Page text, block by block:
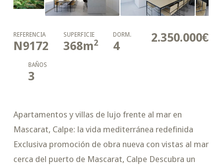
2.350.000€
REFERENCIA
N9172
SUPERFICIE
368m2
DORM.
4
BAÑOS
3
Apartamentos y villas de lujo frente al mar en
Mascarat, Calpe: la vida mediterránea redefinida
Exclusiva promoción de obra nueva con vistas al mar
cerca del puerto de Mascarat, Calpe Descubra un